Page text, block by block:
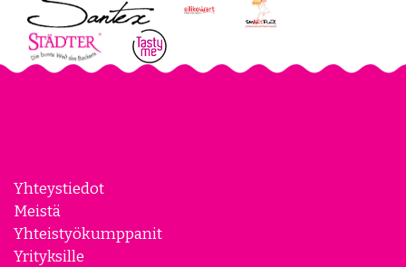
Yhteystiedot
Meistä
Yhteistyökumppanit
Yrityksille